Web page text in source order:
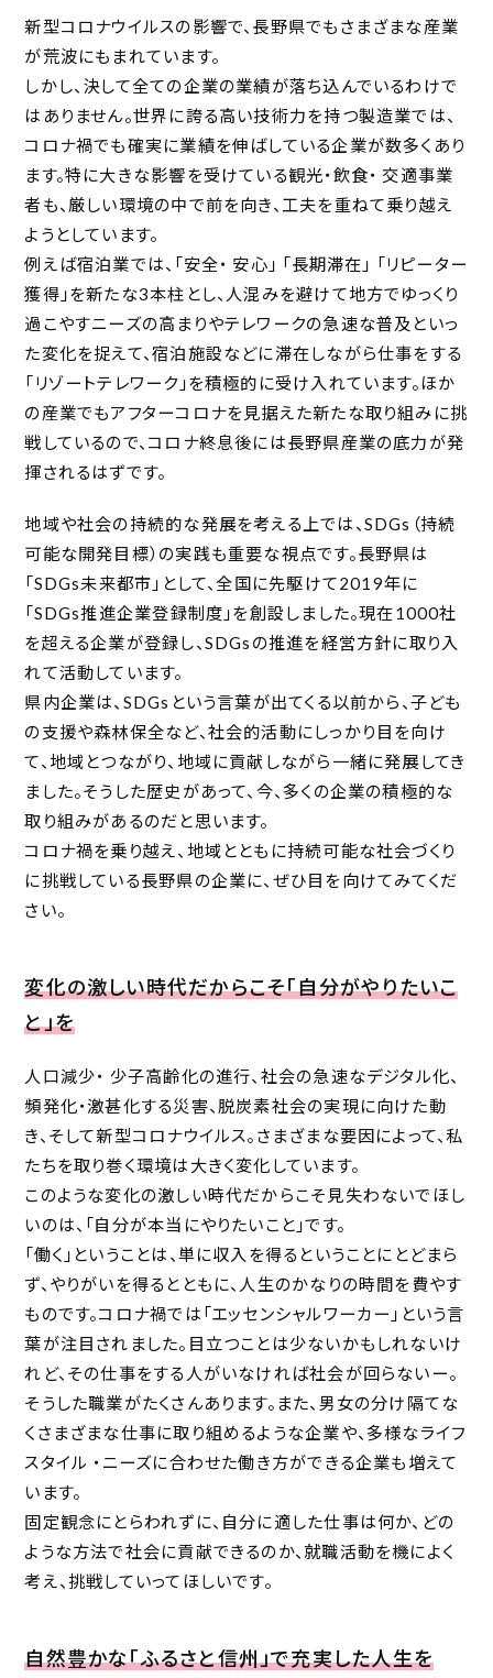
新型コロナウイルスの影響で、長野県でもさまざまな産業
が荒波にもまれています。
しかし、決して全ての企業の業績が落ち込んでいるわけで
はありません。世界に誇る高い技術力を持つ製造業では、
コロナ禍でも確実に業績を伸ばしている企業が数多くあり
ます。特に大きな影響を受けている観光・飲食・ 交適事業
者も、厳しい環境の中で前を向き、工夫を重ねて乗り越え
ようとしています。
例えば宿泊業では、「安全・ 安心」 「長期滞在」 「リピーター
獲得」を新たな3本柱とし、人混みを避けて地方でゆっくり
過こやすニーズの高まりやテレワークの急速な普及といっ
た変化を捉えて、宿泊施設などに滞在しながら仕事をする
「リゾートテレワーク」を積極的に受け入れています。ほか
の産業でもアフターコロナを見据えた新たな取り組みに挑
戦しているので、コロナ終息後には長野県産業の底力が発
揮されるはずです。
地域や社会の持続的な発展を考える上では、SDGs（持続
可能な開発目標）の実践も重要な視点です。長野県は
「SDGs未来都市」として、全国に先駆けて2019年に
「SDGs推進企業登録制度」を創設しました。現在1000社
を超える企業が登録し、SDGsの推進を経営方針に取り入
れて活動しています。
県内企業は、SDGsという言葉が出てくる以前から、子ども
の支援や森林保全など、社会的活動にしっかり目を向け
て、地域とつながり、地域に貢献しながら一緒に発展してき
ました。そうした歴史があって、今、多くの企業の積極的な
取り組みがあるのだと思います。
コロナ禍を乗り越え、地域とともに持続可能な社会づくり
に挑戦している長野県の企業に、ぜひ目を向けてみてくだ
さい。
変化の激しい時代だからこそ「自分がやりたいこ
と」を
人口減少・ 少子高齢化の進行、社会の急速なデジタル化、
頻発化・激甚化する災害、脱炭素社会の実現に向けた動
き、そして新型コロナウイルス。さまざまな要因によって、私
たちを取り巻く環境は大きく変化しています。
このような変化の激しい時代だからこそ見失わないでほし
いのは、「自分が本当にやりたいこと」です。
「働く」ということは、単に収入を得るということにとどまら
ず、やりがいを得るとともに、人生のかなりの時間を費やす
ものです。コロナ禍では「エッセンシャルワーカー」という言
葉が注目されました。目立つことは少ないかもしれないけ
れど、その仕事をする人がいなければ社会が回らないー。
そうした職業がたくさんあります。また、男女の分け隔てな
くさまざまな仕事に取り組めるような企業や、多様なライフ
スタイル ・ニーズに合わせた働き方ができる企業も増えて
います。
固定観念にとらわれずに、自分に適した仕事は何か、どの
ような方法で社会に貢献できるのか、就職活動を機によく
考え、挑戦していってほしいです。
自然豊かな「ふるさと信州」で充実した人生を